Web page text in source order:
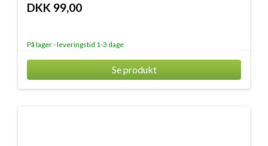
DKK 99,00
På lager - leveringstid 1-3 dage
Se produkt